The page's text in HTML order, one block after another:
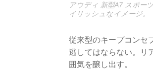
アウディ 新型A7 スポー
イリッシュなイメージ。
従来型のキープコンセ
逃してはならない。リ
囲気を醸し出す。